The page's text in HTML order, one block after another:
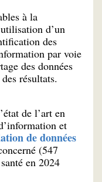
à la
d’un
des
par voie
des données
résultats.
de l’art en
et
de données
(547
en 2024